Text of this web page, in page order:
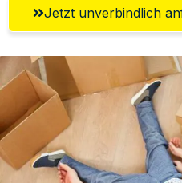
Jetzt unverbindlich